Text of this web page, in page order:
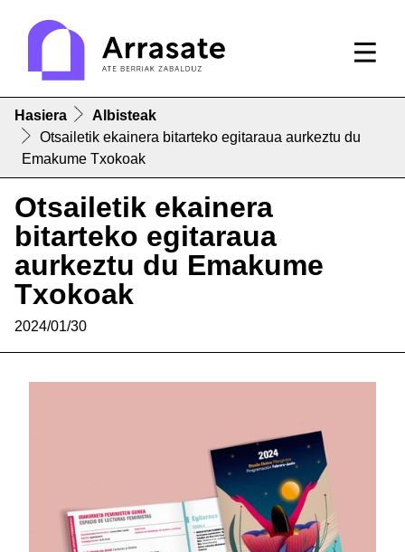
Hasiera
Albisteak
Otsailetik ekainera bitarteko egitaraua aurkeztu du
Emakume Txokoak
Otsailetik ekainera
bitarteko egitaraua
aurkeztu du Emakume
Txokoak
2024/01/30